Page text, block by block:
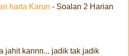
harta Karun - Soalan 2 Harian
jahit kannn... jadik tak jadik